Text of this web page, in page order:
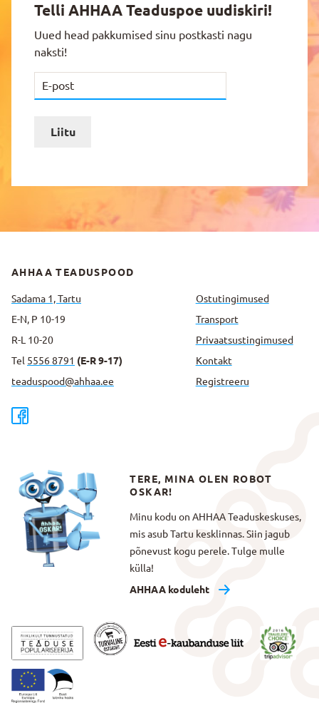
Telli AHHAA Teaduspoe uudiskiri!
Uued head pakkumised sinu postkasti nagu
naksti!
Liitu
AHHAA TEADUSPOOD
Sadama 1, Tartu
E-N, P 10-19
R-L 10-20
Tel 5556 8791 (E-R 9-17)
teaduspood@ahhaa.ee
Ostutingimused
Transport
Privaatsus­tingimused
Kontakt
Registreeru
TERE, MINA OLEN ROBOT
OSKAR!
Minu kodu on AHHAA Teaduskeskuses,
mis asub Tartu kesklinnas. Siin jagub
põnevust kogu perele. Tulge mulle
külla!
AHHAA koduleht